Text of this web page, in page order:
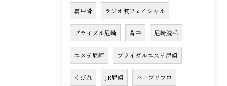
肩甲骨 ラジオ波フェイシャル
ブライダル尼崎 背中 尼崎脱毛
エステ尼崎 ブライダルエステ尼崎
くびれ JR尼崎 ハーブリプロ